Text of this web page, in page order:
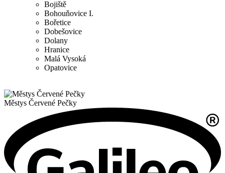
Bojiště
Bohouňovice I.
Bořetice
Dobešovice
Dolany
Hranice
Malá Vysoká
Opatovice
Městys Červené Pečky